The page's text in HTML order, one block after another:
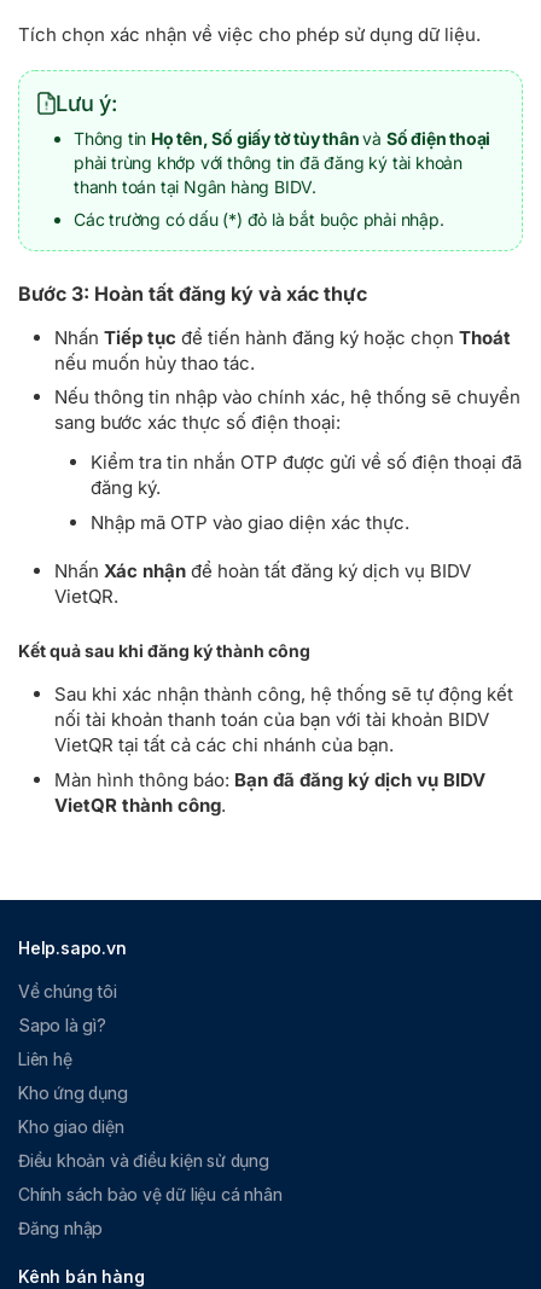
Tích chọn xác nhận về việc cho phép sử dụng dữ liệu.
Lưu ý:
Thông tin Họ tên, Số giấy tờ tùy thânvà Số điện thoại
phải trùng khớp với thông tin đã đăng ký tài khoản
thanh toán tại Ngân hàng BIDV.
Các trường có dấu (*) đỏ là bắt buộc phải nhập.
Bước 3: Hoàn tất đăng ký và xác thực
Nhấn Tiếp tục để tiến hành đăng ký hoặc chọn Thoát
nếu muốn hủy thao tác.
Nếu thông tin nhập vào chính xác, hệ thống sẽ chuyển
sang bước xác thực số điện thoại:
Kiểm tra tin nhắn OTP được gửi về số điện thoại đã
đăng ký.
Nhập mã OTP vào giao diện xác thực.
Nhấn Xác nhận để hoàn tất đăng ký dịch vụ BIDV
VietQR.
Kết quả sau khi đăng ký thành công
Sau khi xác nhận thành công, hệ thống sẽ tự động kết
nối tài khoản thanh toán của bạn với tài khoản BIDV
VietQR tại tất cả các chi nhánh của bạn.
Màn hình thông báo: Bạn đã đăng ký dịch vụ BIDV
VietQR thành công.
Help.sapo.vn
Về chúng tôi
Sapo là gì?
Liên hệ
Kho ứng dụng
Kho giao diện
Điều khoản và điều kiện sử dụng
Chính sách bảo vệ dữ liệu cá nhân
Đăng nhập
Kênh bán hàng